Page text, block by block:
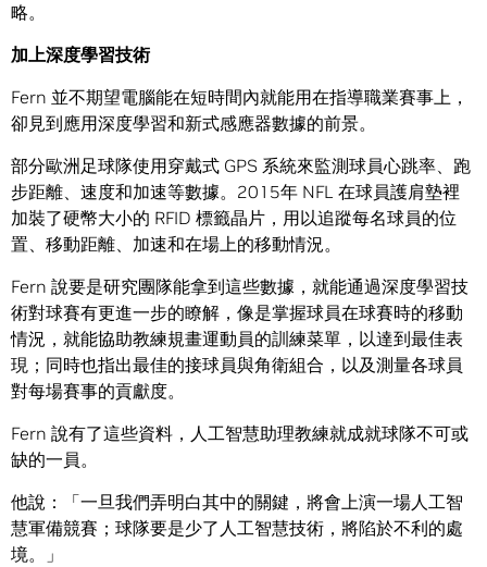
略。
加上深度學習技術
Fern 並不期望電腦能在短時間內就能用在指導職業賽事上，
卻見到應用深度學習和新式感應器數據的前景。
部分歐洲足球隊使用穿戴式 GPS 系統來監測球員心跳率、跑
步距離、速度和加速等數據。2015年 NFL 在球員護肩墊裡
加裝了硬幣大小的 RFID 標籤晶片，用以追蹤每名球員的位
置、移動距離、加速和在場上的移動情況。
Fern 說要是研究團隊能拿到這些數據，就能通過深度學習技
術對球賽有更進一步的瞭解，像是掌握球員在球賽時的移動
情況，就能協助教練規畫運動員的訓練菜單，以達到最佳表
現；同時也指出最佳的接球員與角衛組合，以及測量各球員
對每場賽事的貢獻度。
Fern 說有了這些資料，人工智慧助理教練就成就球隊不可或
缺的一員。
他說：「一旦我們弄明白其中的關鍵，將會上演一場人工智
慧軍備競賽；球隊要是少了人工智慧技術，將陷於不利的處
境。」